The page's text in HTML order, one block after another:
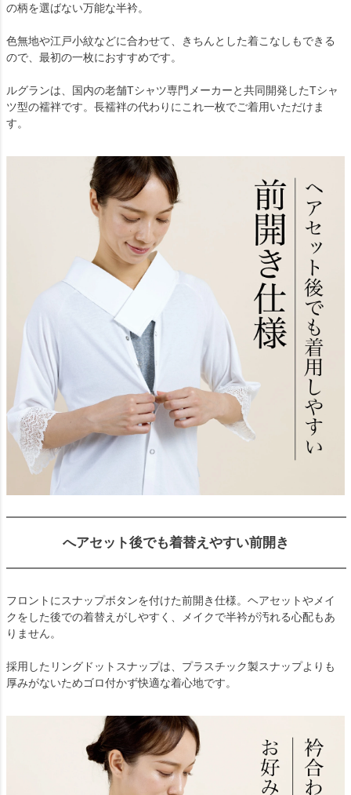
の柄を選ばない万能な半衿。
色無地や江戸小紋などに合わせて、きちんとした着こなしもできる
ので、最初の一枚におすすめです。
ルグランは、国内の老舗Tシャツ専門メーカーと共同開発したTシャ
ツ型の襦袢です。長襦袢の代わりにこれ一枚でご着用いただけま
す。
へアセット後でも着替えやすい前開き
フロントにスナップボタンを付けた前開き仕様。ヘアセットやメイ
クをした後での着替えがしやすく、メイクで半衿が汚れる心配もあ
りません。
採用したリングドットスナップは、プラスチック製スナップよりも
厚みがないためゴロ付かず快適な着心地です。